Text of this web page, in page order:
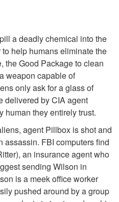
a deadly chemical into the
help humans eliminate the
the Good Package to clean
weapon capable of
only ask for a glass of
delivered by CIA agent
human they entirely trust.
agent Pillbox is shot and
assassin. FBI computers find
an insurance agent who
sending Wilson in
is a meek office worker
pushed around by a group